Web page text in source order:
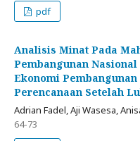
pdf
Analisis Minat Pada
Pembangunan
Ekonomi
Perencanaan Setelah
Adrian Fadel, Aji Wasesa,
64-73